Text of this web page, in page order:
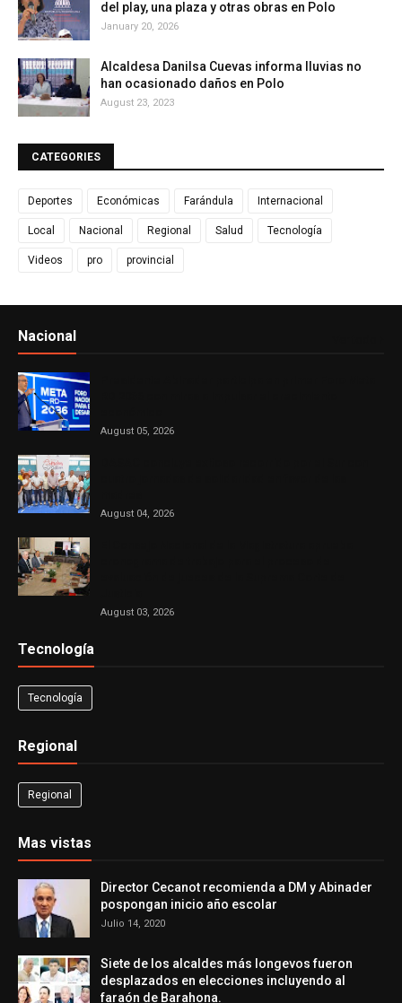
del play, una plaza y otras obras en Polo
January 20, 2026
Alcaldesa Danilsa Cuevas informa lluvias no
han ocasionado daños en Polo
August 23, 2023
CATEGORIES
Deportes Económicas Farándula Internacional
Local Nacional Regional Salud Tecnología
Videos pro provincial
Nacional
August 05, 2026
August 04, 2026
August 03, 2026
Tecnología
Tecnología
Regional
Regional
Mas vistas
Director Cecanot recomienda a DM y Abinader
pospongan inicio año escolar
Julio 14, 2020
Siete de los alcaldes más longevos fueron
desplazados en elecciones incluyendo al
faraón de Barahona.